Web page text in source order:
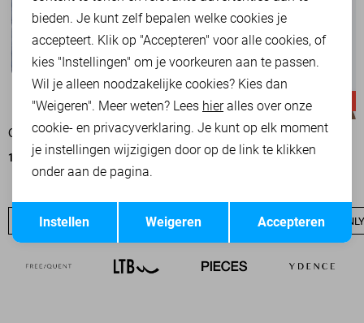
-50%
ONLY KORTE BROEK
17,50 34,99
ONLY KORTE BROEK
32,00 39,99
ONLY SALE ONLY BASICS NIEUW ONLY T-SHIRTS
Terug Opslaan
bieden. Je kunt zelf bepalen welke cookies je
accepteert. Klik op "Accepteren" voor alle cookies, of
kies "Instellingen" om je voorkeuren aan te passen.
Wil je alleen noodzakelijke cookies? Kies dan
"Weigeren". Meer weten? Lees hieralles over onze
cookie- en privacyverklaring. Je kunt op elk moment
je instellingen wijzigigen door op de link te klikken
onder aan de pagina.
Accepteren
Weigeren
Instellen